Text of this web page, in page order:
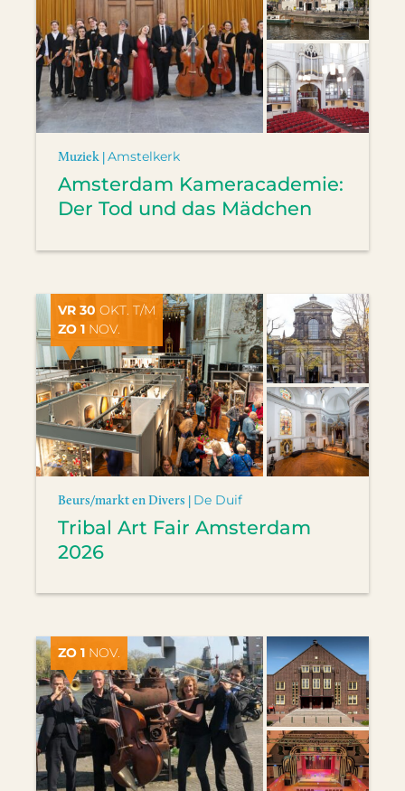
Muziek |Amstelkerk
Amsterdam Kameracademie:
Der Tod und das Mädchen
VR 30 OKT. T/M
ZO 1 NOV.
Beurs/markt en Divers | De Duif
Tribal Art Fair Amsterdam
2026
ZO 1 NOV.